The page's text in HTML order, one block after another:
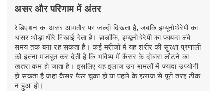
असर और परिणाम में अंतर
रेडिएशन का असर आमतौर पर जल्दी दिखता है, जबकि इम्यूनोथेरेपी का
असर थोड़ा धीरे दिखाई देता है। हालांकि, इम्यूनोथेरेपी का फायदा लंबे
समय तक बना रह सकता है। कई मरीजों में यह शरीर की सुरक्षा प्रणाली
को इतना मजबूत कर देती है कि भविष्य में कैंसर के दोबारा लौटने का
खतरा कम हो जाता है। इसलिए यह इलाज उन मामलों में ज्यादा उपयोगी
हो सकता है जहां कैंसर फैल चुका हो या पहले के इलाज से पूरी तरह ठीक
न हुआ हो।